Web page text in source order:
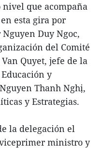
que acompaña
esta gira por
Duy Ngoc,
del Comité
Quyet, jefe de la
y
Thanh Nghị,
y Estrategias.
la delegación el
ministro y